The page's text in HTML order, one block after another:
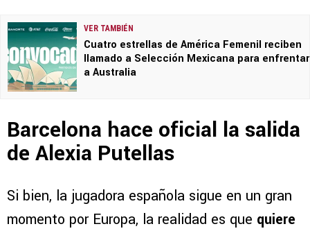
VER TAMBIÉN
Cuatro estrellas de América Femenil reciben
llamado a Selección Mexicana para enfrentar
a Australia
Barcelona hace oficial la salida
de Alexia Putellas
Si bien, la jugadora española sigue en un gran
momento por Europa, la realidad es que quiere